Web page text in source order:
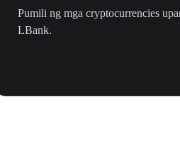
Pumili ng mga cryptocurrencies
LBank.